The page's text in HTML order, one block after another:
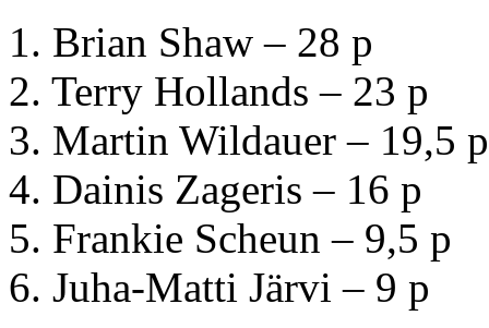
1. Brian Shaw – 28 p
2. Terry Hollands – 23 p
3. Martin Wildauer – 19,5 p
4. Dainis Zageris – 16 p
5. Frankie Scheun – 9,5 p
6. Juha-Matti Järvi – 9 p